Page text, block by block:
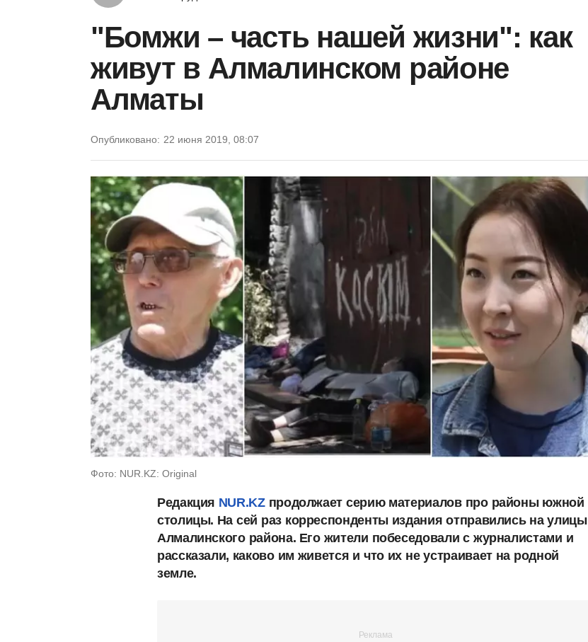
"Бомжи – часть нашей жизни": как
живут в Алмалинском районе
Алматы
Опубликовано: 22 июня 2019, 08:07
Фото: NUR.KZ: Original
Редакция NUR.KZ продолжает серию материалов про районы южной
столицы. На сей раз корреспонденты издания отправились на улицы
Алмалинского района. Его жители побеседовали с журналистами и
рассказали, каково им живется и что их не устраивает на родной
земле.